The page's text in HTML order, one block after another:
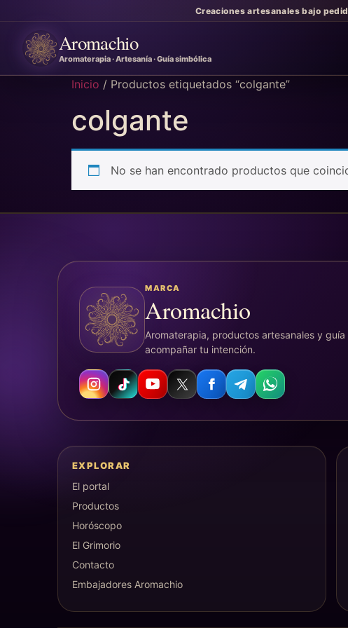
Creaciones artesanales bajo
Aromachio
Aromaterapia · Artesanía · Guía simbólica
Inicio / Productos etiquetados “colgante”
colgante
No se han encontrado productos que
MARCA
Aromachio
Aromaterapia, productos artesanales y
acompañar tu intención.
EXPLORAR
El portal
Productos
Horóscopo
El Grimorio
Contacto
Embajadores Aromachio